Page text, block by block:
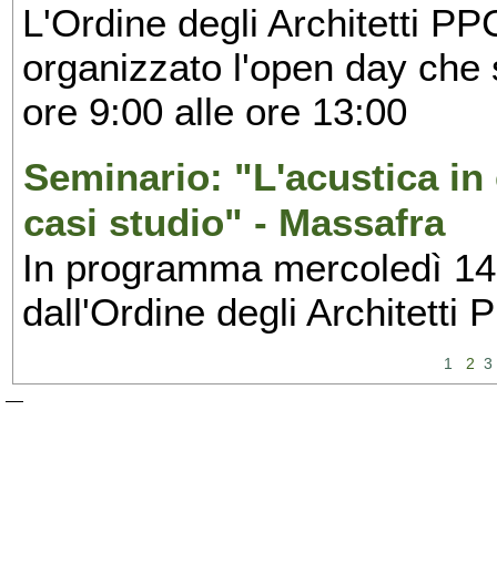
L'Ordine degli Architetti
organizzato l'open day
ore 9:00 alle ore 13:00
Seminario: "L'acustica
casi studio" - Massafra
In programma mercoledì
dall'Ordine degli Architetti
1 2 3